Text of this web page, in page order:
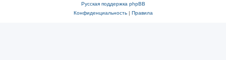
Русская поддержка phpBB
Конфиденциальность| Правила